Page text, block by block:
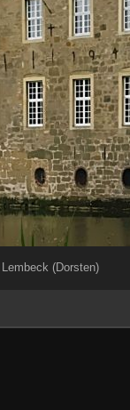
Lembeck (Dorsten)